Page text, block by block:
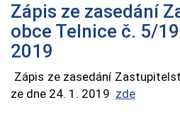
Zápis ze zasedání
obce Telnice č. 5/
2019
Zápis ze zasedání
ze dne 24. 1. 2019 zde